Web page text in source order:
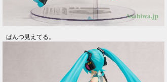
ぱんつ見えてる。